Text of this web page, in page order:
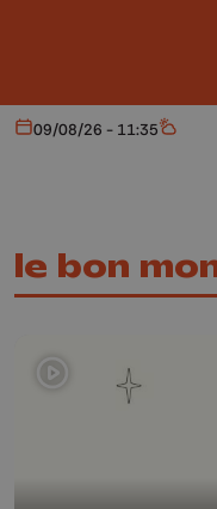
Aujourd'hui
09/08/26 - 11:35 Météo
le bon